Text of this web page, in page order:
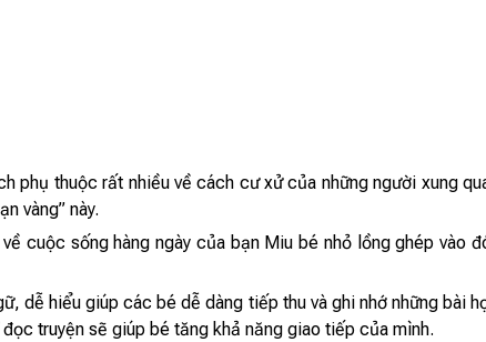
phụ thuộc rất nhiều về cách cư xử của những người xung
vàng” này.
cuộc sống hàng ngày của bạn Miu bé nhỏ lồng ghép vào
dễ hiểu giúp các bé dễ dàng tiếp thu và ghi nhớ những bài
truyện sẽ giúp bé tăng khả năng giao tiếp của mình.